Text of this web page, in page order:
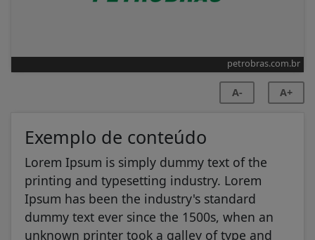
petrobras.com.br
A- A+
Exemplo de conteúdo
Lorem Ipsum is simply dummy text of the
printing and typesetting industry. Lorem
Ipsum has been the industry's standard
dummy text ever since the 1500s, when an
unknown printer took a galley of type and